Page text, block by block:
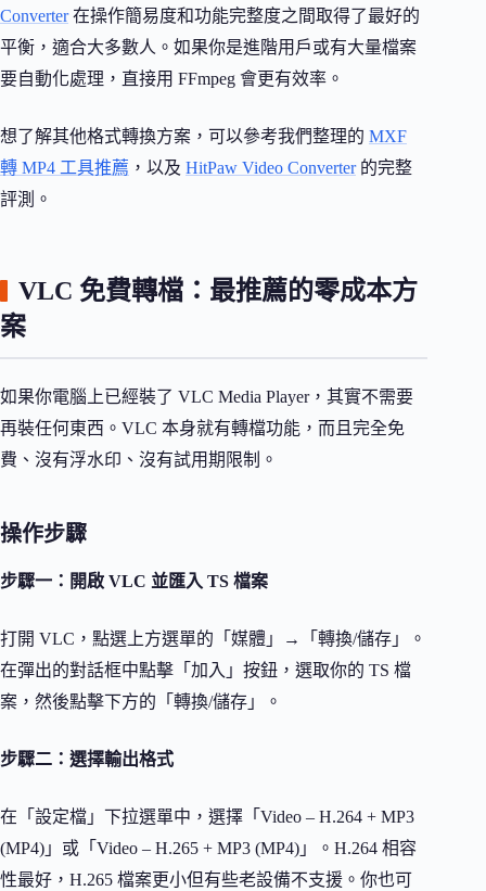
Converter在操作簡易度和功能完整度之間取得了最好的
平衡，適合大多數人。如果你是進階用戶或有大量檔案
要自動化處理，直接用 FFmpeg 會更有效率。
想了解其他格式轉換方案，可以參考我們整理的 MXF
轉 MP4 工具推薦 ，以及 HitPaw Video Converter的完整
評測。
VLC 免費轉檔：最推薦的零成本方
案
如果你電腦上已經裝了 VLC Media Player，其實不需要
再裝任何東西。VLC 本身就有轉檔功能，而且完全免
費、沒有浮水印、沒有試用期限制。
操作步驟
步驟一：開啟 VLC 並匯入 TS 檔案
打開 VLC，點選上方選單的「媒體」→「轉換/儲存」。
在彈出的對話框中點擊「加入」按鈕，選取你的 TS 檔
案，然後點擊下方的「轉換/儲存」。
步驟二：選擇輸出格式
在「設定檔」下拉選單中，選擇「Video – H.264 + MP3
(MP4)」或「Video – H.265 + MP3 (MP4)」。H.264 相容
性最好，H.265 檔案更小但有些老設備不支援。你也可